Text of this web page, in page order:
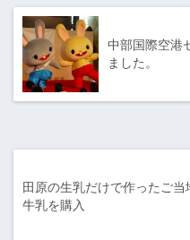
中部国際空港
ました。
田原の生乳だけで作ったご当
牛乳を購入